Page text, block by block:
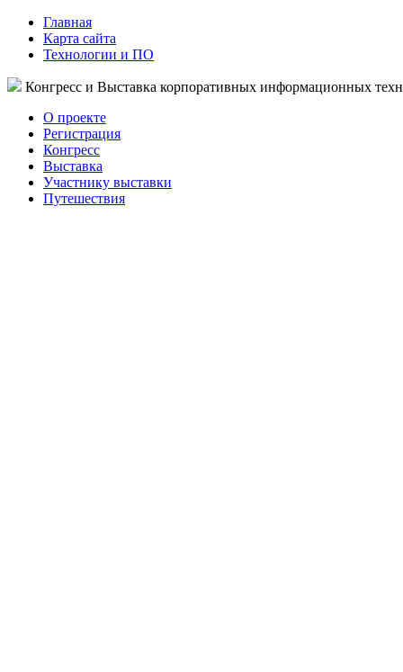
Главная
Карта сайта
Технологии и ПО
Конгресс и Выставка корпоративных информационных
О проекте
Регистрация
Конгресс
Выставка
Участнику выставки
Путешествия